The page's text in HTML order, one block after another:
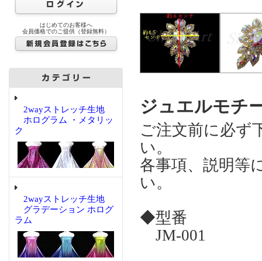
はじめてのお客様へ
会員価格でのご提供（登録無料）
2wayストレッチ生地
ホログラム ・メタリッ
ク
2wayストレッチ生地
グラデーション ホログ
ラム
ジュエルモチ
ご注文前に必ず
い。
各事項、説明等
い。
◆型番
JM-001